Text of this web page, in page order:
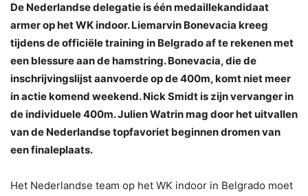
De Nederlandse delegatie is één medaillekandidaat
armer op het WK indoor. Liemarvin Bonevacia kreeg
tijdens de officiële training in Belgrado af te rekenen met
een blessure aan de hamstring. Bonevacia, die de
inschrijvingslijst aanvoerde op de 400m, komt niet meer
in actie komend weekend. Nick Smidt is zijn vervanger in
de individuele 400m. Julien Watrin mag door het uitvallen
van de Nederlandse topfavoriet beginnen dromen van
een finaleplaats.
Het Nederlandse team op het WK indoor in Belgrado moet